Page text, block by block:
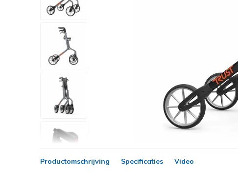
Productomschrijving Specificaties Video